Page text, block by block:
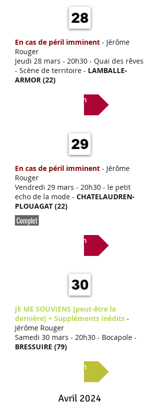
En cas de péril imminent - Jérôme
Rouger
Jeudi 28 mars - 20h30 - Quai des rêves
- Scène de territoire - LAMBALLE-
ARMOR (22)
Lien
En cas de péril imminent - Jérôme
Rouger
Vendredi 29 mars - 20h30 - le petit
echo de la mode - CHATELAUDREN-
PLOUAGAT (22)
Complet
Lien
JE ME SOUVIENS [peut-être la
dernière] + Suppléments inédits -
Jérôme Rouger
Samedi 30 mars - 20h30 - Bocapole -
BRESSUIRE (79)
Lien
Avril 2024